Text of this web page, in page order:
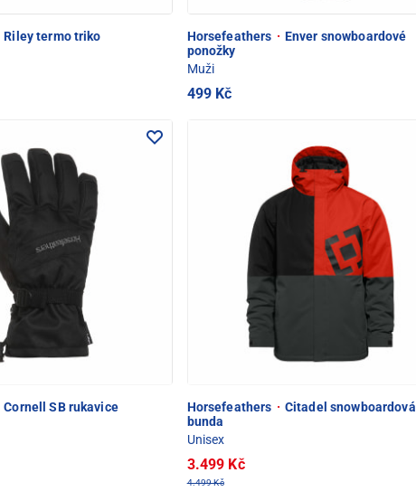
Riley termo triko
Horsefeathers · Enver snowboardové
ponožky
Muži
499 Kč
Cornell SB rukavice
Horsefeathers · Citadel snowboardová
bunda
Unisex
3.499 Kč
4.499 Kč